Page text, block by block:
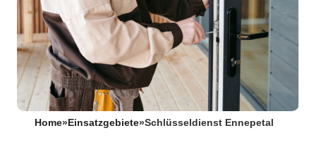
Home» Einsatzgebiete»Schlüsseldienst Ennepetal